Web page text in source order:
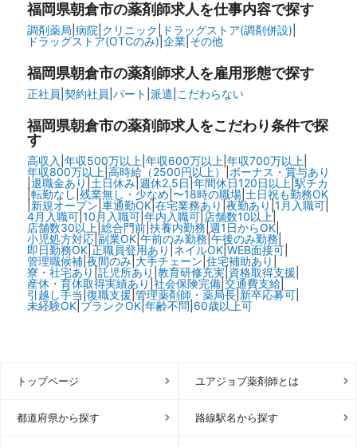
福岡県朝倉市の薬剤師求人を仕事内容で探す
調剤薬局 病院 クリニック ドラッグストア(調剤併設)
ドラッグストア(OTCのみ)| 企業| その他
福岡県朝倉市の薬剤師求人を雇用形態で探す
正社員 契約社員 パート 派遣 こだわらない
福岡県朝倉市の薬剤師求人をこだわり条件で探
す
高収入 年収500万以上 年収600万以上 年収700万以上
年収800万以上 高時給（2500円以上）| ボーナス・賞与あり
退職金あり 土日休み| 週休2.5日 年間休日120日以上 駅チカ
|転勤なし 残業無し・少なめ 〜18時の職場| 土日祝も勤務OK
|新規オープン 車通勤OK|在宅業務あり 夜勤あり 1月入職可|
4月入職可| 10月入職可| 年内入職可| 店舗数10以上|
店舗数30以上 総合門前| 扶養内勤務 週1日からOK|
小児処方対応| 副業OK| 午前のみ勤務| 午後のみ勤務|
即日勤務OK| 正職員登用あり ネイルOK| WEB面接可|
管理職候補| 夜間のみ| 大手チェーン 住宅補助あり
寮・社宅あり 託児所あり 教育研修充実| 資格取得支援
産休・育休取得実績あり 社会保険完備| 交通費支給|
引越し手当 復職支援 |管理薬剤師・薬局長| 新卒応募可|
未経験OK| ブランクOK| 年齢不問 60歳以上可
トップページ ユアジョブ薬剤師とは
都道府県から探す 路線駅名から探す